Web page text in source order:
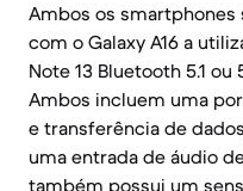
Ambos os smartphones
com o Galaxy A16 a
Note 13 Bluetooth 5.1
Ambos incluem uma
e transferência de
uma entrada de áudio
também possui um